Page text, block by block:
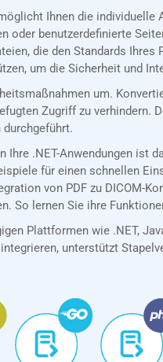
Ihnen die individuelle
oder benutzerdefinierte
die den Standards
um die Sicherheit und
um.
Zugriff zu verhindern.
.NET-Anwendungen ist
für einen schnellen
von PDF zu DICOM-
So lernen Sie ihre
Plattformen wie .NET,
unterstützt